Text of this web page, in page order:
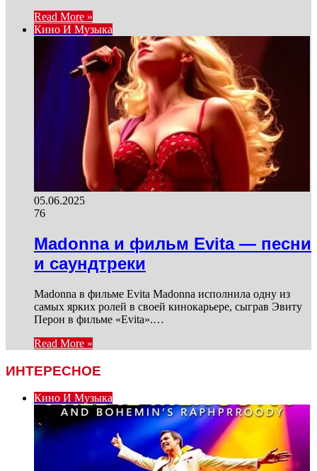
Read More »
Кино И Музыка
05.06.2025
76
Madonna и фильм Evita — песни
и саундтреки
Madonna в фильме Evita Madonna исполнила одну из
самых ярких ролей в своей кинокарьере, сыграв Эвиту
Перон в фильме «Evita».…
Read More »
ИНТЕРЕСНОЕ
Кино И Музыка